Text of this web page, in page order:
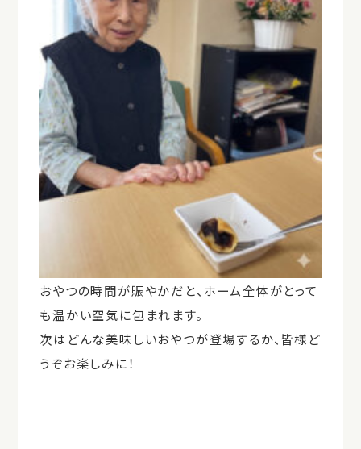
おやつの時間が賑やかだと、ホーム全体がとって
も温かい空気に包まれます。
次はどんな美味しいおやつが登場するか、皆様ど
うぞお楽しみに！